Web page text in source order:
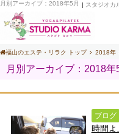
月別アーカイブ：2018年5月 | スタジオカ
福山のエステ・リラク トップ 2018年
月別アーカイブ：2018年
ブログ
時間よ